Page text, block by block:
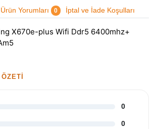
Ürün Yorumları 0 İptal ve İade Koşulları
X670e-plus Wifi Ddr5 6400mhz+
0
0